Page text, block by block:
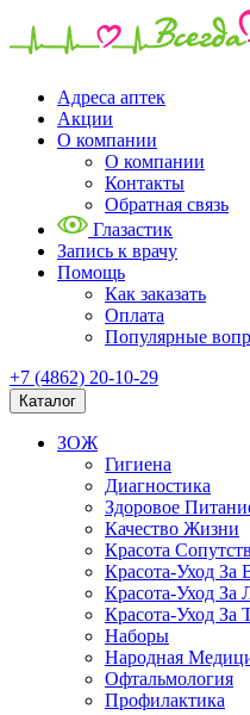
Адреса аптек
Акции
О компании
О компании
Контакты
Обратная связь
Глазастик
Запись к врачу
Помощь
Как заказать
Оплата
Популярные
+7 (4862) 20-10-29
Каталог
ЗОЖ
Гигиена
Диагностика
Здоровое
Качество Жизни
Красота
Красота-Уход За
Красота-Уход За
Красота-Уход За
Наборы
Народная
Офтальмология
Профилактика